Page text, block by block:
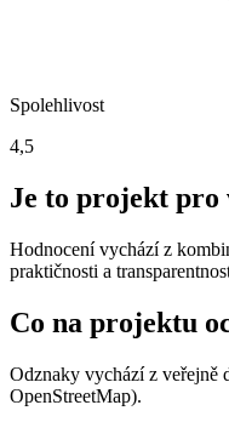
Spolehlivost
4,5
Je to projekt pro
Hodnocení vychází z
praktičnosti a
Co na projektu
Odznaky vychází z veřejně
OpenStreetMap).